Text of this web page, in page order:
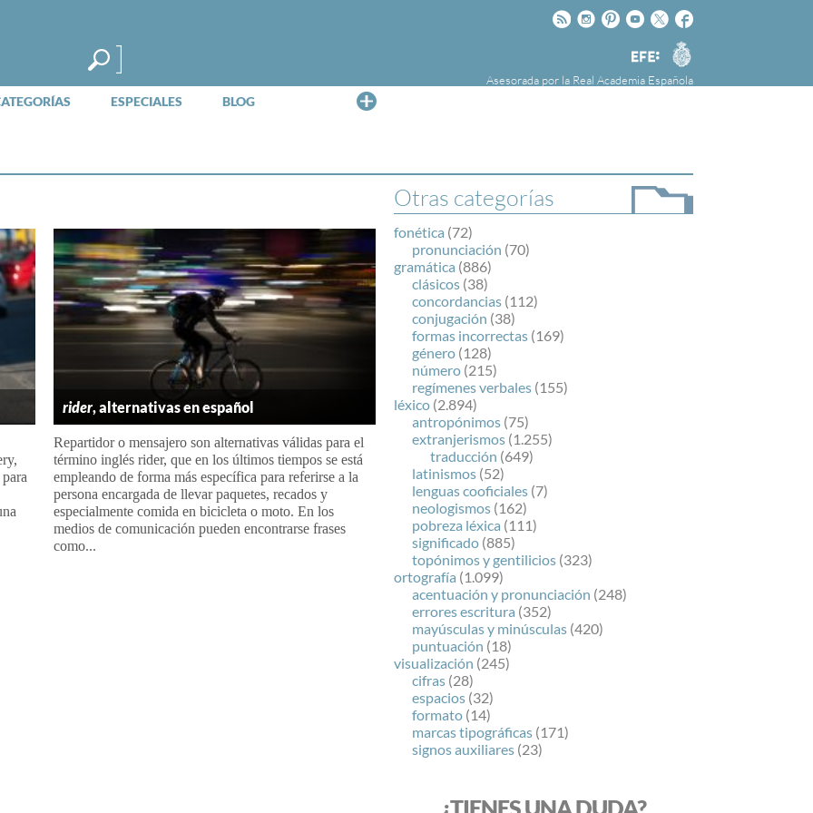
Facebook
Twitter
Youtube
Pinteres
Instagram
Rss
Agencia
EFE
Asesorada por la Real Academia Española
ESPECIALES BLOG
la Agencia Efe y la Real Academia Española,
cuyo objetivo es colaborar con el buen uso del
español en los medios de comunicación y en
Internet.
Otras categorías
fonética (72)
pronunciación (70)
gramática (886)
clásicos (38)
concordancias (112)
conjugación (38)
formas incorrectas (169)
género (128)
número (215)
regímenes verbales (155)
léxico (2.894)
antropónimos (75)
extranjerismos (1.255)
traducción (649)
latinismos (52)
lenguas cooficiales (7)
neologismos (162)
pobreza léxica (111)
significado (885)
topónimos y gentilicios (323)
ortografía (1.099)
acentuación y pronunciación (248)
errores escritura (352)
mayúsculas y minúsculas (420)
puntuación (18)
visualización (245)
cifras (28)
espacios (32)
formato (14)
marcas tipográficas (171)
signos auxiliares (23)
rider, alternativas en español
Repartidor o mensajero son alternativas válidas para el
término inglés rider, que en los últimos tiempos se está
empleando de forma más específica para referirse a la
persona encargada de llevar paquetes, recados y
especialmente comida en bicicleta o moto. En los
medios de comunicación pueden encontrarse frases
como...
¿TIENES UNA DUDA?